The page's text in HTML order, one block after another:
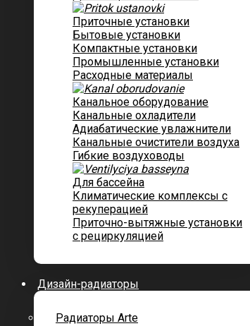
Приточные установки
Бытовые установки
Компактные установки
Промышленные установки
Расходные материалы
Канальное оборудование
Канальные охладители
Адиабатические увлажнители
Канальные очистители воздуха
Гибкие воздуховоды
Для бассейна
Климатические комплексы с
рекуперацией
Приточно-вытяжные установки
с рециркуляцией
Дизайн-радиаторы
Радиаторы Arte